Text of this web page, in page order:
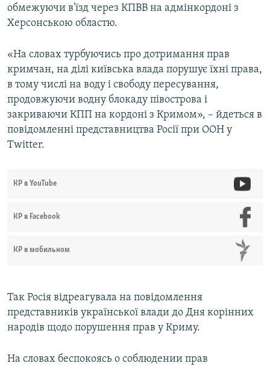
обмежуючи в'їзд через КПВВ на адмінкордоні з
Херсонською областю.
«На словах турбуючись про дотримання прав
кримчан, на ділі київська влада порушує їхні права,
в тому числі на воду і свободу пересування,
продовжуючи водну блокаду півострова і
закриваючи КПП на кордоні з Кримом», – йдеться в
повідомленні представництва Росії при ООН у
Twitter.
КР в YouTube
КР в Facebook
КР в мобильном
Так Росія відреагувала на повідомлення
представників української влади до Дня корінних
народів щодо порушення прав у Криму.​
На словах беспокоясь о соблюдении прав